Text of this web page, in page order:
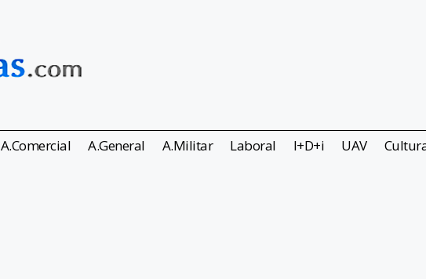
A.Comercial A.General A.Militar Laboral I+D+i UAV